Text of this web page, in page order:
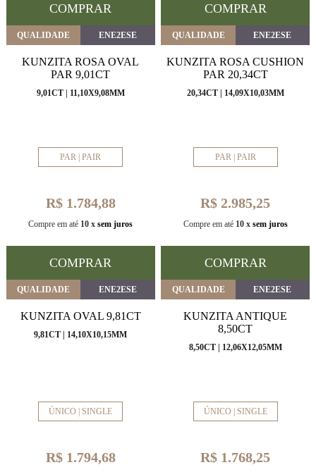
COMPRAR COMPRAR
QUALIDADE ENE2ESE
KUNZITA ROSA OVAL
PAR 9,01CT
9,01CT | 11,10X9,08MM
PAR | PAIR
R$ 1.784,88
Compre em até 10 x sem juros
COMPRAR
QUALIDADE ENE2ESE
KUNZITA ROSA CUSHION
PAR 20,34CT
20,34CT | 14,09X10,03MM
PAR | PAIR
R$ 2.985,25
Compre em até 10 x sem juros
COMPRAR
QUALIDADE ENE2ESE
KUNZITA OVAL 9,81CT
9,81CT | 14,10X10,15MM
ÚNICO | SINGLE
R$ 1.794,68
QUALIDADE ENE2ESE
KUNZITA ANTIQUE
8,50CT
8,50CT | 12,06X12,05MM
ÚNICO | SINGLE
R$ 1.768,25